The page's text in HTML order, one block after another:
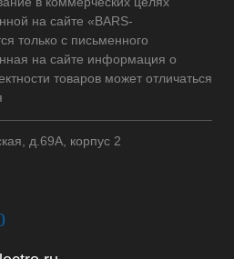
на сайте «BARS-
только с письменного
на сайте информация о
товаров может отличаться
д.69А, корпус 2